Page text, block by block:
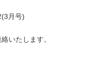
月号)
いたします。